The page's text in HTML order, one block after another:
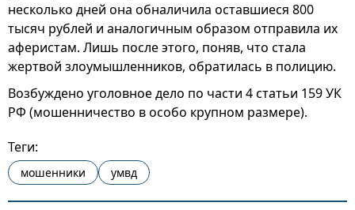
несколько дней она обналичила оставшиеся 800
тысяч рублей и аналогичным образом отправила их
аферистам. Лишь после этого, поняв, что стала
жертвой злоумышленников, обратилась в полицию.
Возбуждено уголовное дело по части 4 статьи 159 УК
РФ (мошенничество в особо крупном размере).
Теги:
мошенники умвд